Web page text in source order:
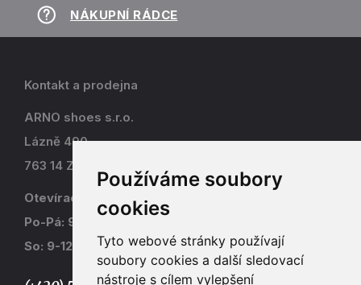
Používáme soubory
cookies
Tyto webové stránky používají
soubory cookies a další sledovací
nástroje s cílem vylepšení
NÁKUPNÍ RÁDCE
Kontakt a prodejna
ARNO shoes s.r.o.
Lázně 490
763 14 Zlín - Kostelec
Otevírací doba
Po-Pá: 9-17
So: 9-12